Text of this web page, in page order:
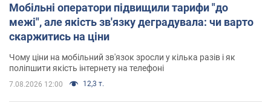
Мобільні оператори підвищили тарифи "до
межі", але якість зв'язку деградувала: чи варто
скаржитись на ціни
Чому ціни на мобільний зв'язок зросли у кілька разів і як
поліпшити якість інтернету на телефоні
7.08.2026 12:00 12,3 т.